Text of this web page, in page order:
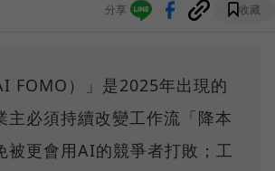
分享 收藏
FOMO）」是2025年出現的
主必須持續改變工作流「降本
被更會用AI的競爭者打敗；工